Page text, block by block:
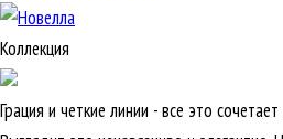
Коллекция
Грация и четкие линии - все это